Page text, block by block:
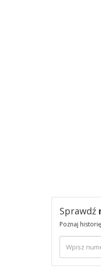
Sprawdź
Poznaj